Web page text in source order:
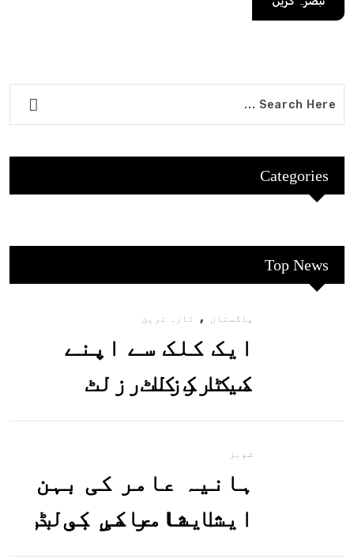
Categories
Top News
پاکستان , تازہ ترین
ایک کلک سے اپنے
میٹرک کا رزلٹ
معلوم کریں
شوبز
ہانیہ عامر کی بہن
ایشا عامر کی بولڈ